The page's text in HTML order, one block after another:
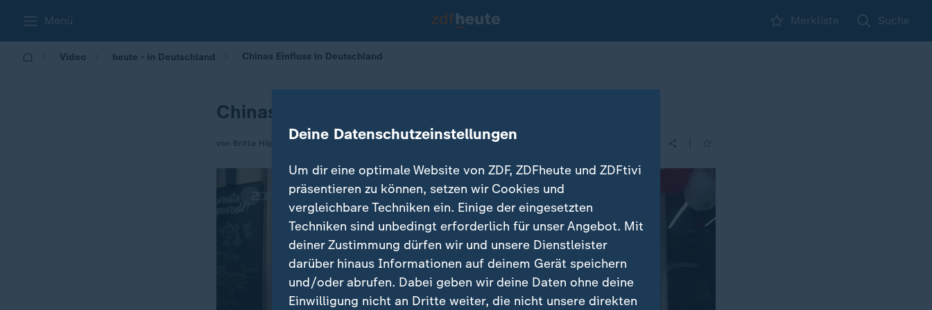
Menü Merkliste Suche
Video heute - in Deutschland Chinas Einfluss in Deutschland
Chinas Einfluss in Deutschland
von Britta Hilpert Deine Datenschutzeinstellungen
Um dir eine optimale Website von ZDF, ZDFheute und ZDFtivi
präsentieren zu können, setzen wir Cookies und
vergleichbare Techniken ein. Einige der eingesetzten
Techniken sind unbedingt erforderlich für unser Angebot. Mit
deiner Zustimmung dürfen wir und unsere Dienstleister
darüber hinaus Informationen auf deinem Gerät speichern
und/oder abrufen. Dabei geben wir deine Daten ohne deine
Einwilligung nicht an Dritte weiter, die nicht unsere direkten